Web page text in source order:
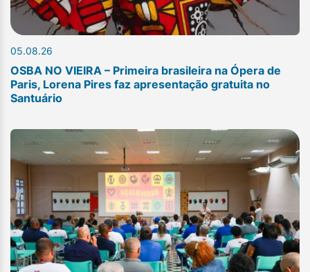
05.08.26
OSBA NO VIEIRA – Primeira brasileira na Ópera de
Paris, Lorena Pires faz apresentação gratuita no
Santuário